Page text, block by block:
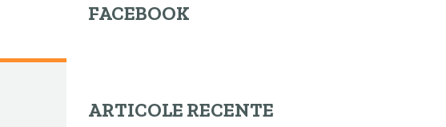
FACEBOOK
ARTICOLE RECENTE